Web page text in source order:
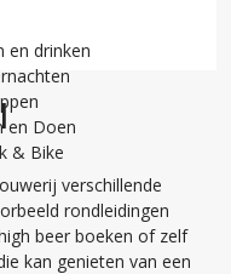
en drinken
en Doen
& Bike
verschillende
rondleidingen
beer boeken of zelf
kan genieten van een